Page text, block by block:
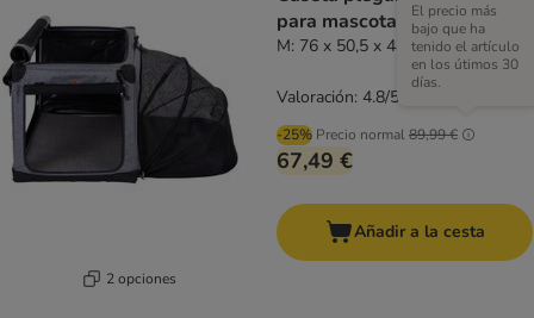
2 opciones
para mascotas
M: 76 x 50,5 x 48 cm (An x P x Al)
-25% Precio normal89,99 €
El precio más
bajo que ha
tenido el artículo
en los útimos 30
días.
67,49 €
Valoración: 4.8/5
Añadir a la cesta